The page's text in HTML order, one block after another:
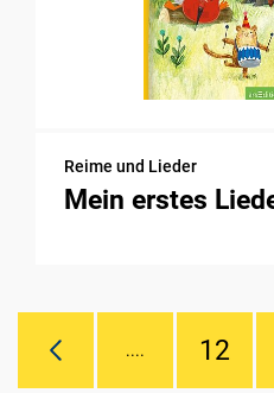
Reime und Lieder
Mein erstes
.... 12